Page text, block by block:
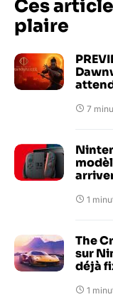
Ces
plaire
7
1
The
sur
déjà
1